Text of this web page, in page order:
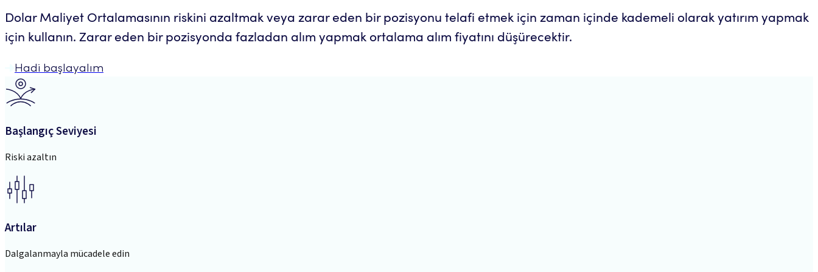
Dolar Maliyet Ortalamasının riskini azaltmak veya zarar eden bir pozisyonu telafi etmek için zaman içinde kademeli olarak yatırım yapmak
için kullanın. Zarar eden bir pozisyonda fazladan alım yapmak ortalama alım fiyatını düşürecektir.
Hadi başlayalım
Başlangıç Seviyesi
Riski azaltın
Artılar
Dalgalanmayla mücadele edin